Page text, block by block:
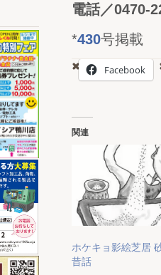
電話／0470-
*430号掲載
Facebook
関連
ホケキョ影絵芝居
昔話